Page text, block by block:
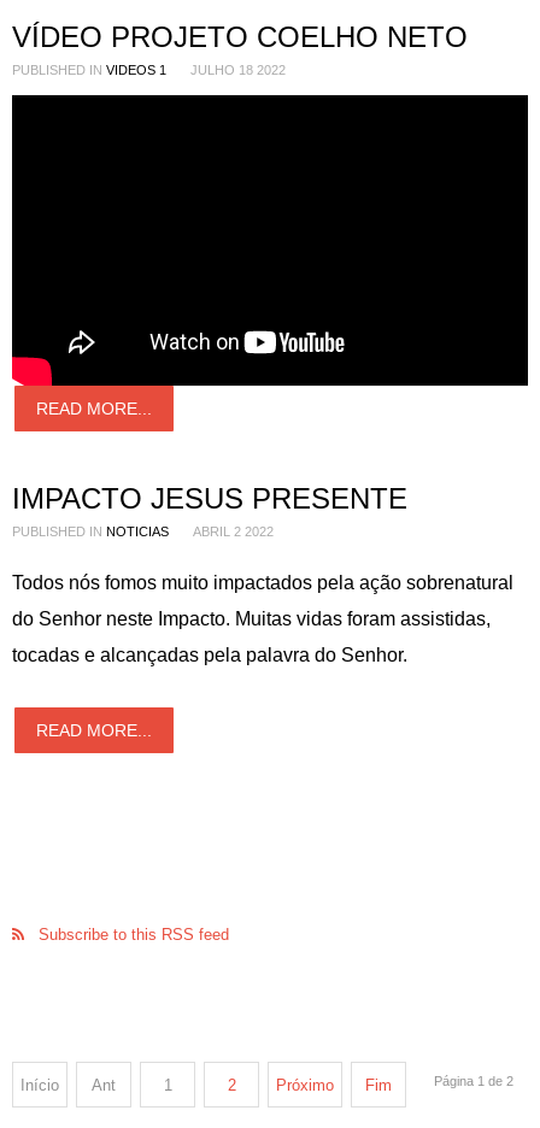
VÍDEO PROJETO COELHO NETO
PUBLISHED IN VIDEOS 1 JULHO 18 2022
READ MORE...
IMPACTO JESUS PRESENTE
PUBLISHED IN NOTICIAS ABRIL 2 2022
Todos nós fomos muito impactados pela ação sobrenatural
do Senhor neste Impacto. Muitas vidas foram assistidas,
tocadas e alcançadas pela palavra do Senhor.
READ MORE...
Subscribe to this RSS feed
Início Ant 1 2 Próximo Fim Página 1 de 2